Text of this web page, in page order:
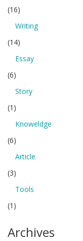
(16)
Writing
(14)
Essay
(6)
Story
(1)
Knoweldge
(6)
Article
(3)
Tools
(1)
Archives